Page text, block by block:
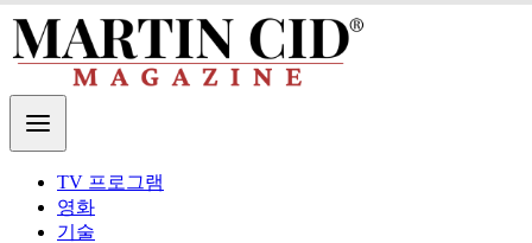
TV 프로그램
영화
기술